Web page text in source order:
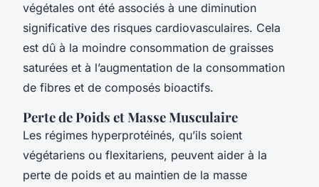
végétales ont été associés à une diminution
significative des risques cardiovasculaires. Cela
est dû à la moindre consommation de graisses
saturées et à l’augmentation de la consommation
de fibres et de composés bioactifs.
Perte de Poids et Masse Musculaire
Les régimes hyperprotéinés, qu’ils soient
végétariens ou flexitariens, peuvent aider à la
perte de poids et au maintien de la masse